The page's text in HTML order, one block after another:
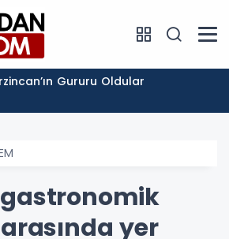
Gururu Oldular
yer